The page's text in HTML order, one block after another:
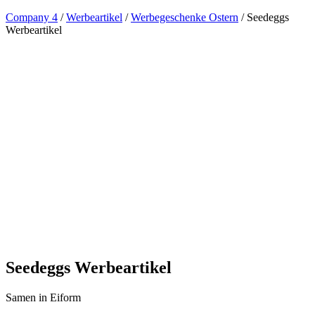
Company 4 / Werbeartikel / Werbegeschenke Ostern / Seedeggs
Werbeartikel
Seedeggs Werbeartikel
Samen in Eiform